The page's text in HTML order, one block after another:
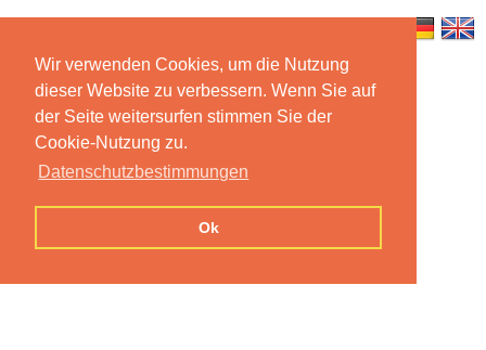
Wir verwenden Cookies, um die Nutzung
dieser Website zu verbessern. Wenn Sie auf
der Seite weitersurfen stimmen Sie der
Cookie-Nutzung zu.
Datenschutzbestimmungen
Ok
Home Features Mobile App
Preise
Contact us Imprint Privacy